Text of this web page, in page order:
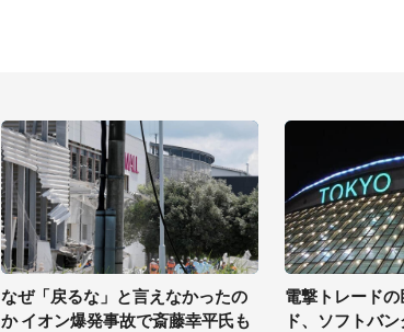
なぜ「戻るな」と言えなかったの
か イオン爆発事故で斎藤幸平氏も
電撃トレード
ド、ソフトバ